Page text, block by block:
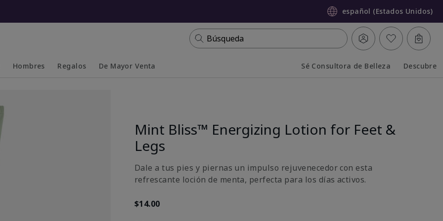
español (Estados Unidos)
Búsqueda
Hombres Regalos De Mayor Venta Sé Consultora de Belleza Descubre
Mint Bliss™ Energizing Lotion for Feet &
Legs
Dale a tus pies y piernas un impulso rejuvenecedor con esta
refrescante loción de menta, perfecta para los días activos.
$14.00